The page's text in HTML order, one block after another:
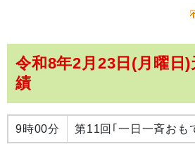
令和8年2月23日(月曜日
績
9時00分 第11回｢一日一斉おも